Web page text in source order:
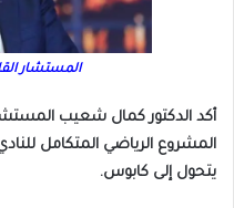
المستشار
أكد الدكتور كمال شعيب
المشروع الرياضي المتكامل
يتحول إلى كابوس.